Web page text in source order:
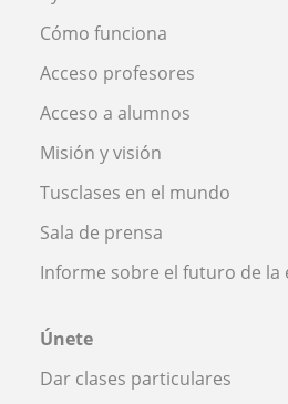
Cómo funciona
Acceso profesores
Acceso a alumnos
Misión y visión
Tusclases en el mundo
Sala de prensa
Informe sobre el futuro de la
Únete
Dar clases particulares